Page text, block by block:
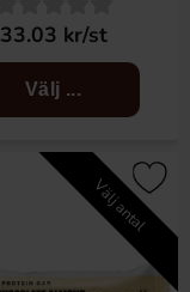
33.03 kr/st
Välj ...
Välj antal